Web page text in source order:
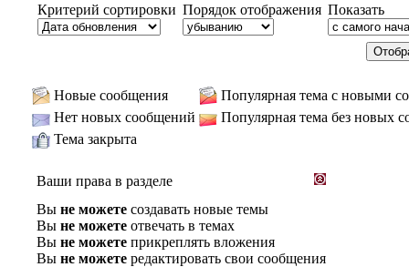
Критерий сортировки Порядок отображения Показать
Новые сообщения
Популярная тема с новыми
Нет новых сообщений
Популярная тема без новых
Тема закрыта
Ваши права в разделе
Вы не можете создавать новые темы
Вы не можете отвечать в темах
Вы не можете прикреплять вложения
Вы не можете редактировать свои сообщения